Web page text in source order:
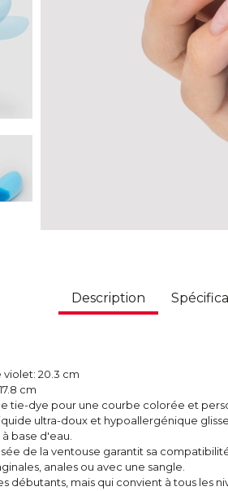
Description
20.3 cm
cm
tie-dye pour une courbe colorée et
ultra-doux et hypoallergénique
base d'eau.
de la ventouse garantit sa
anales ou avec une sangle.
débutants, mais qui convient à tous les